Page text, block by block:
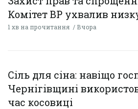
Комітет ВР ухвалив
1 хв на прочитання Вчора
Сіль для сіна: навіщо
Чернігівщині
час косовиці